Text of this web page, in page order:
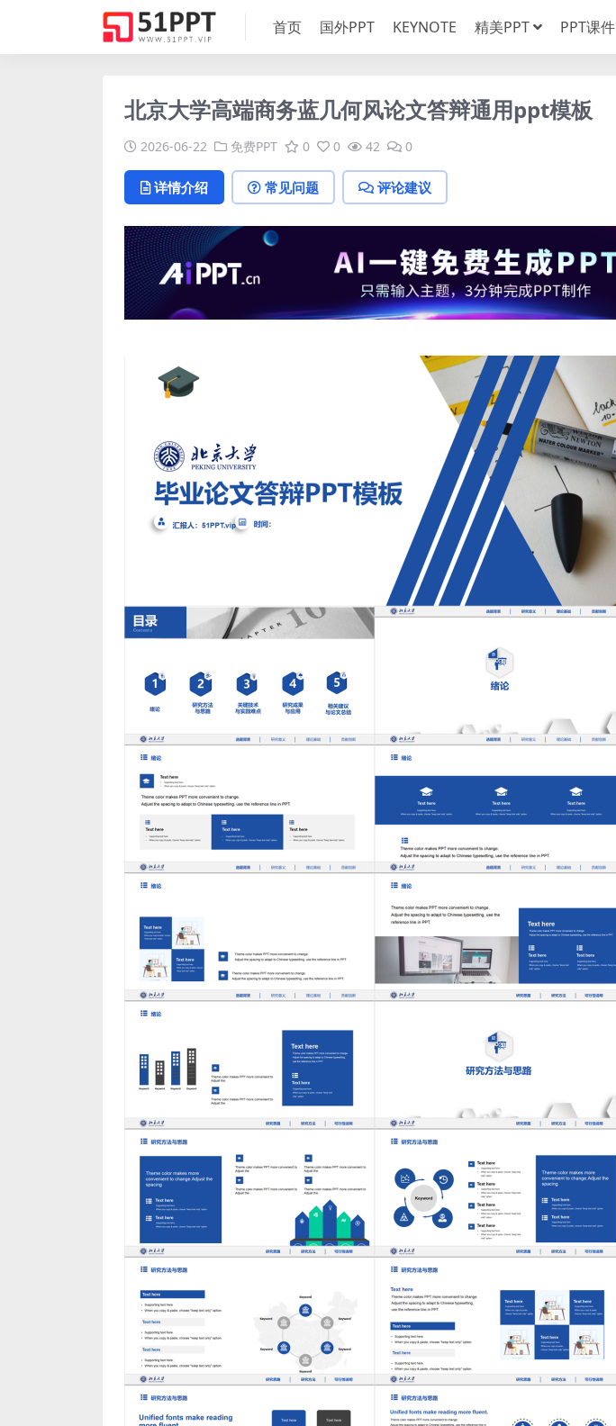
首页 国外PPT KEYNOTE 精美PPT PPT课件
北京大学高端商务蓝几何风论文答辩通用ppt模板
2026-06-22 免费PPT 0 0 42 0
详情介绍 常见问题 评论建议